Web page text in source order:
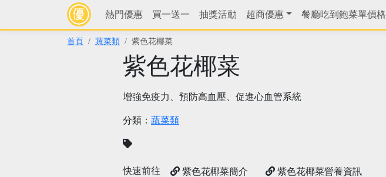
熱門優惠 買一送一 抽獎活動 超商優惠 餐廳吃到飽菜單價格
首頁 蔬菜類 紫色花椰菜
紫色花椰菜
增強免疫力、預防高血壓、促進心血管系統
分類： 蔬菜類
快速前往 紫色花椰菜簡介 紫色花椰菜營養資訊